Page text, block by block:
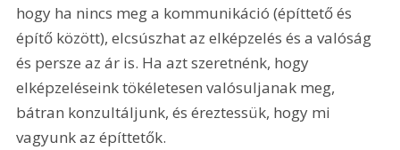
hogy ha nincs meg a kommunikáció (építtető és
építő között), elcsúszhat az elképzelés és a valóság
és persze az ár is. Ha azt szeretnénk, hogy
elképzeléseink tökéletesen valósuljanak meg,
bátran konzultáljunk, és éreztessük, hogy mi
vagyunk az építtetők.